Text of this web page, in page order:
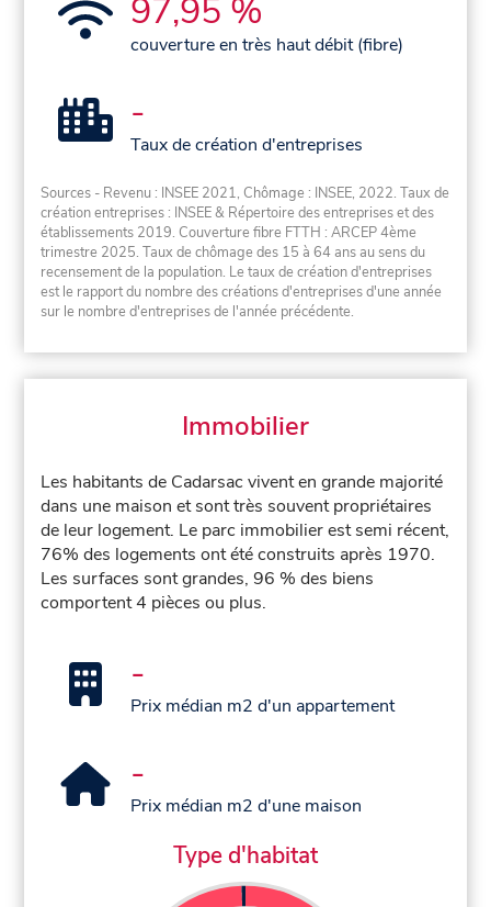
97,95 %
couverture en très haut débit (fibre)
-
Taux de création d'entreprises
Sources - Revenu : INSEE 2021, Chômage : INSEE, 2022. Taux de
création entreprises : INSEE & Répertoire des entreprises et des
établissements 2019. Couverture fibre FTTH : ARCEP 4ème
trimestre 2025. Taux de chômage des 15 à 64 ans au sens du
recensement de la population. Le taux de création d'entreprises
est le rapport du nombre des créations d'entreprises d'une année
sur le nombre d'entreprises de l'année précédente.
Immobilier
Les habitants de Cadarsac vivent en grande majorité
dans une maison et sont très souvent propriétaires
de leur logement. Le parc immobilier est semi récent,
76% des logements ont été construits après 1970.
Les surfaces sont grandes, 96 % des biens
comportent 4 pièces ou plus.
-
Prix médian m2 d'un appartement
-
Prix médian m2 d'une maison
Type d'habitat